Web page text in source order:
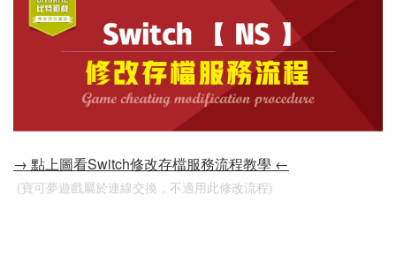
→ 點上圖看Switch修改存檔服務流程教學 ←
(寶可夢遊戲屬於連線交換，不適用此修改流程)